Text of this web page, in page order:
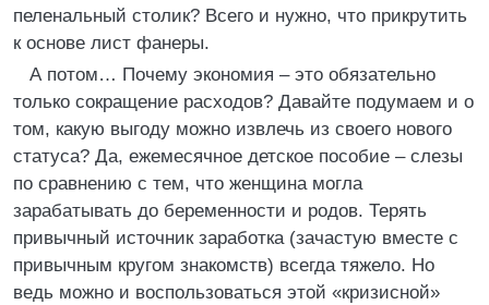
пеленальный столик? Всего и нужно, что прикрутить
к основе лист фанеры.
А потом… Почему экономия – это обязательно
только сокращение расходов? Давайте подумаем и о
том, какую выгоду можно извлечь из своего нового
статуса? Да, ежемесячное детское пособие – слезы
по сравнению с тем, что женщина могла
зарабатывать до беременности и родов. Терять
привычный источник заработка (зачастую вместе с
привычным кругом знакомств) всегда тяжело. Но
ведь можно и воспользоваться этой «кризисной»